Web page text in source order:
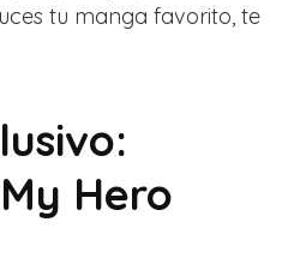
tu manga favorito, te
Hero